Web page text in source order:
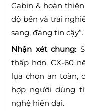
Cabin & hoàn
độ bền và trải
sang, đáng tin cậy”.
Nhận xét chung:
thấp hơn, CX-60
lựa chọn an toàn,
hợp người dùng
nghệ hiện đại.